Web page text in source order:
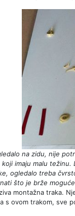
na zidu, nije
imaju malu
ogledalo treba
što je brže
montažna traka.
s ovom trakom, sve